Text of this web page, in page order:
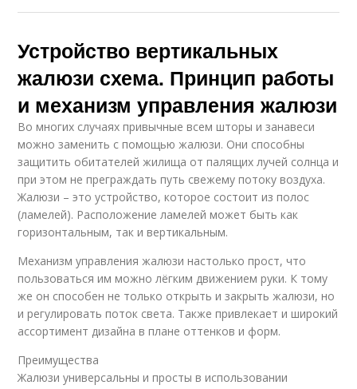
Устройство вертикальных
жалюзи схема. Принцип работы
и механизм управления жалюзи
Во многих случаях привычные всем шторы и занавеси
можно заменить с помощью жалюзи. Они способны
защитить обитателей жилища от палящих лучей солнца и
при этом не преграждать путь свежему потоку воздуха.
Жалюзи – это устройство, которое состоит из полос
(ламелей). Расположение ламелей может быть как
горизонтальным, так и вертикальным.
Механизм управления жалюзи настолько прост, что
пользоваться им можно лёгким движением руки. К тому
же он способен не только открыть и закрыть жалюзи, но
и регулировать поток света. Также привлекает и широкий
ассортимент дизайна в плане оттенков и форм.
Преимущества
Жалюзи универсальны и просты в использовании